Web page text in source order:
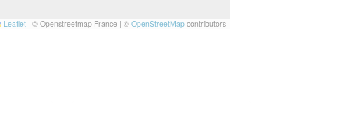
Leaflet | © Openstreetmap France | © OpenStreetMapcontributors